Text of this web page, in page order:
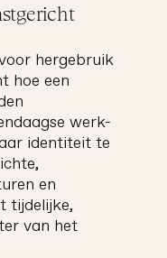
hergebruik
hoe een
werk-
identiteit te
en
tijdelijke,
van het
architectuur